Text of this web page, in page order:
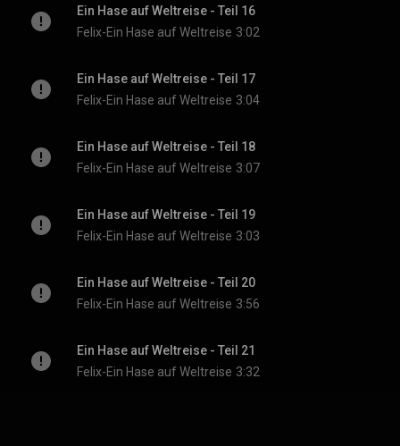
Ein Hase auf Weltreise - Teil 16
Felix-Ein Hase auf Weltreise 3:02
Ein Hase auf Weltreise - Teil 17
Felix-Ein Hase auf Weltreise 3:04
Ein Hase auf Weltreise - Teil 18
Felix-Ein Hase auf Weltreise 3:07
Ein Hase auf Weltreise - Teil 19
Felix-Ein Hase auf Weltreise 3:03
Ein Hase auf Weltreise - Teil 20
Felix-Ein Hase auf Weltreise 3:56
Ein Hase auf Weltreise - Teil 21
Felix-Ein Hase auf Weltreise 3:32